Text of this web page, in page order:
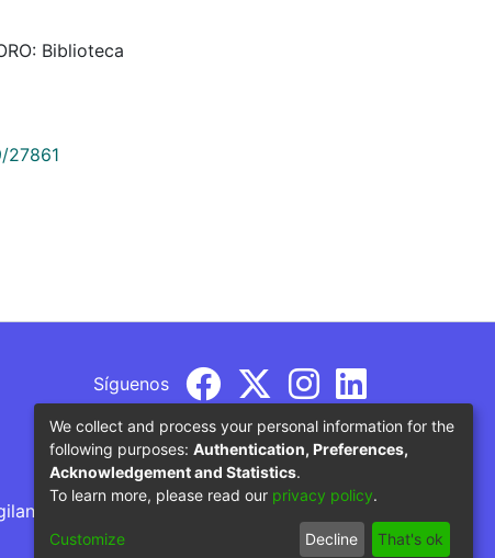
Biblioteca
27861
Síguenos
por parte del Ministerio de Educación
We collect and process your personal information for the
following purposes: Authentication, Preferences,
Acknowledgement and Statistics.
To learn more, please read our privacy policy.
Customize Decline That's ok